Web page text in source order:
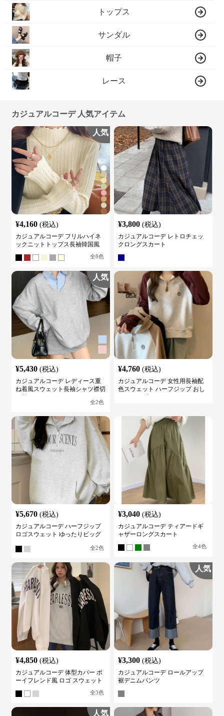
トップス
サンダル
帽子
レース
カジュアルコーデ 人気アイテム
人気
¥4,160 (税込)
カジュアルコーデ フリルハイネ
ックニットトップス長袖韓国風
全8色
¥3,800 (税込)
カジュアルコーデ レトロチェッ
クロングスカート
人気
¥5,430 (税込)
カジュアルコーデ レディース重
ね着風スウェット長袖シャツ襟切
全2色
¥4,760 (税込)
カジュアルコーデ 女性用長袖配
色スウェット ハーフジップ おし
¥5,670 (税込)
カジュアルコーデ ハーフジップ
ロゴスウェット ゆったりビッグ
全2色
¥3,040 (税込)
カジュアルコーデ ティアードギ
ャザーロングスカート
全4色
¥4,850 (税込)
カジュアルコーデ 体型カバー ボ
ーイフレンド風 ロゴ スウェット
全3色
人気
¥3,300 (税込)
カジュアルコーデ ロールアップ
裾デニムパンツ
人気